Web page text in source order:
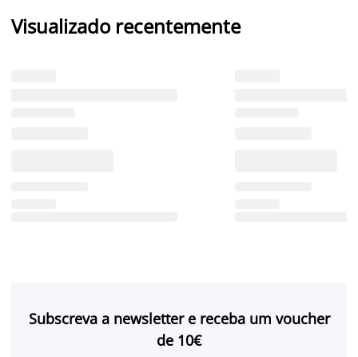
Visualizado recentemente
Subscreva a newsletter e receba um voucher
de 10€